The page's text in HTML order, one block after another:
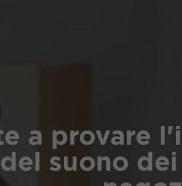
a provare
suono